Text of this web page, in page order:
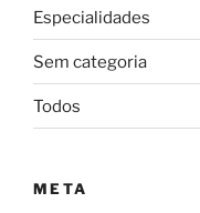
Especialidades
Sem categoria
Todos
META